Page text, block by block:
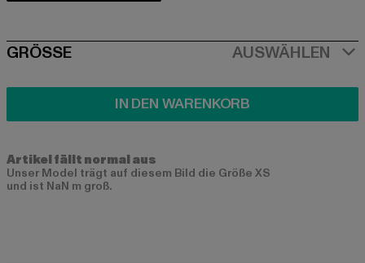
SIZE
GRÖSSE AUSWÄHLEN
IN DEN WARENKORB
Artikel fällt normal aus
Unser Model trägt auf diesem Bild die Größe XS
und ist NaN m groß.